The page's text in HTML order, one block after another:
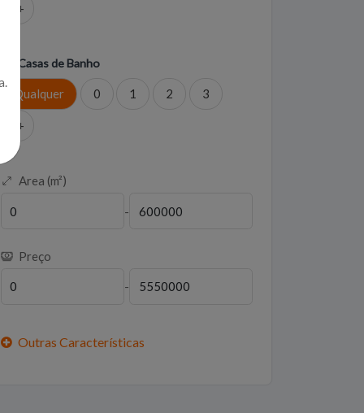
4+
Casas de Banho
Qualquer 0 1 2 3
4+
Area (m²)
-
Preço
-
Outras Características